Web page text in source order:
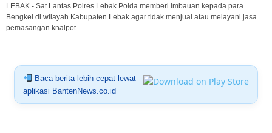
LEBAK - Sat Lantas Polres Lebak Polda memberi imbauan kepada para
Bengkel di wilayah Kabupaten Lebak agar tidak menjual atau melayani jasa
pemasangan knalpot...
Baca berita lebih cepat lewat
aplikasi BantenNews.co.id